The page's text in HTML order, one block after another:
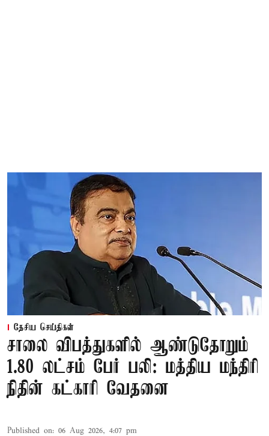
தேசிய செய்திகள்
சாலை விபத்துகளில் ஆண்டுதோறும்
1.80 லட்சம் பேர் பலி: மத்திய மந்திரி
நிதின் கட்காரி வேதனை
Published on: 06 Aug 2026, 4:07 pm